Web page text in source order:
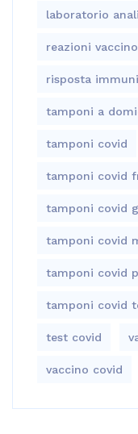
laboratorio
reazioni
risposta
tamponi a
tamponi covid
tamponi covid
tamponi covid
tamponi covid
tamponi covid
tamponi covid
test covid
vaccino covid